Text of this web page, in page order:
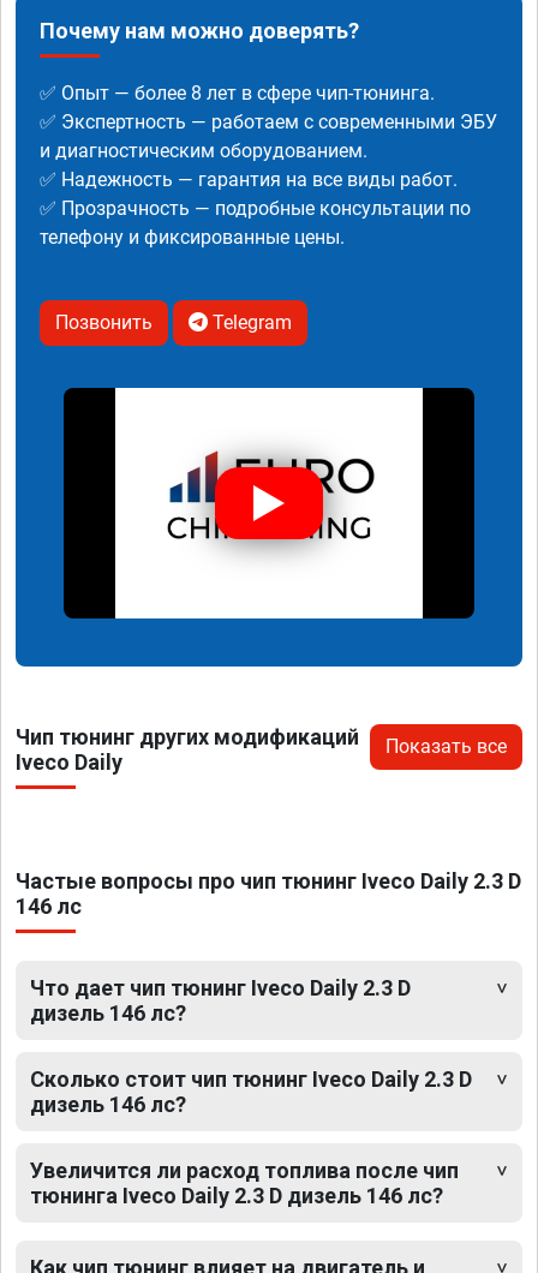
Почему нам можно доверять?
✅ Опыт — более 8 лет в сфере чип-тюнинга.
✅ Экспертность — работаем с современными ЭБУ
и диагностическим оборудованием.
✅ Надежность — гарантия на все виды работ.
✅ Прозрачность — подробные консультации по
телефону и фиксированные цены.
Позвонить Telegram
Чип тюнинг других модификаций
Iveco Daily
Показать все
Частые вопросы про чип тюнинг Iveco Daily 2.3 D
146 лс
Что дает чип тюнинг Iveco Daily 2.3 D
дизель 146 лс?
Сколько стоит чип тюнинг Iveco Daily 2.3 D
дизель 146 лс?
Увеличится ли расход топлива после чип
тюнинга Iveco Daily 2.3 D дизель 146 лс?
Как чип тюнинг влияет на двигатель и